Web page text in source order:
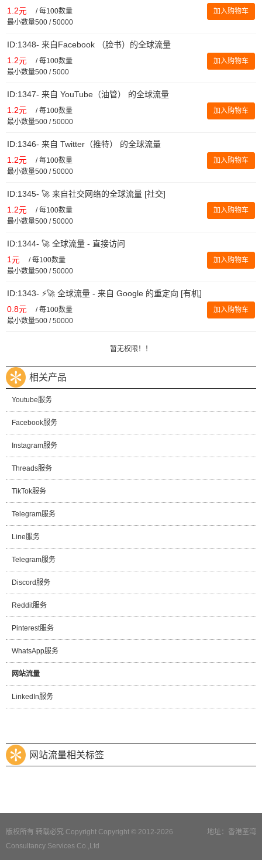
1.2元 /每100数量
最小数量500 / 50000
加入购物车
ID:1348- 来自Facebook （脸书）的全球流量
1.2元 /每100数量
最小数量500 / 5000
加入购物车
ID:1347- 来自 YouTube（油管） 的全球流量
1.2元 /每100数量
最小数量500 / 50000
加入购物车
ID:1346- 来自 Twitter（推特） 的全球流量
1.2元 /每100数量
最小数量500 / 50000
加入购物车
ID:1345- 🚀 来自社交网络的全球流量 [社交]
1.2元 /每100数量
最小数量500 / 50000
加入购物车
ID:1344- 🚀 全球流量 - 直接访问
1元 /每100数量
最小数量500 / 50000
加入购物车
ID:1343- ⚡️🚀 全球流量 - 来自 Google 的重定向 [有机]
0.8元 /每100数量
最小数量500 / 50000
加入购物车
暂无权限！！
相关产品
Youtube服务
Facebook服务
Instagram服务
Threads服务
TikTok服务
Telegram服务
Line服务
Telegram服务
Discord服务
Reddit服务
Pinterest服务
WhatsApp服务
网站流量
LinkedIn服务
网站流量相关标签
地址：香港荃湾
版权所有 转载必究 Copyright Copyright © 2012-2026
Consultancy Services Co.,Ltd